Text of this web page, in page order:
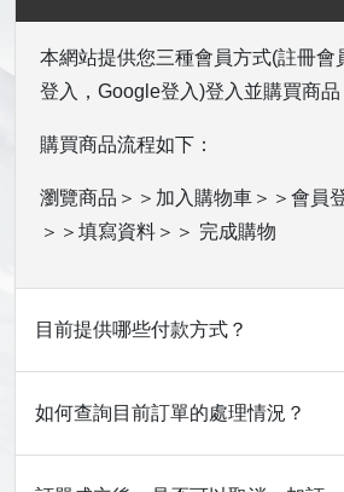
本網站提供您三種會員方式(註冊會
登入，Google登入)登入並購買商品
購買商品流程如下：
瀏覽商品＞＞加入購物車＞＞會員
＞＞填寫資料＞＞ 完成購物
目前提供哪些付款方式？
如何查詢目前訂單的處理情況？